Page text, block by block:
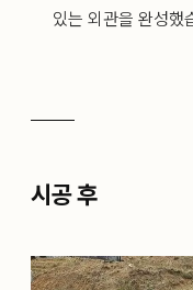
있는 외관을 완성했
시공 후